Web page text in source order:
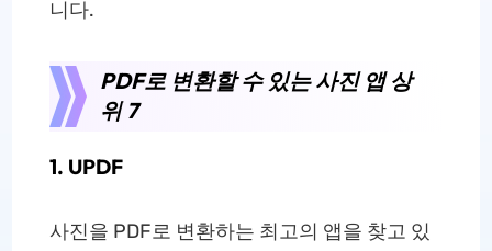
니다.
PDF로 변환할 수 있는 사진 앱 상
위 7
1. UPDF
사진을 PDF로 변환하는 최고의 앱을 찾고 있